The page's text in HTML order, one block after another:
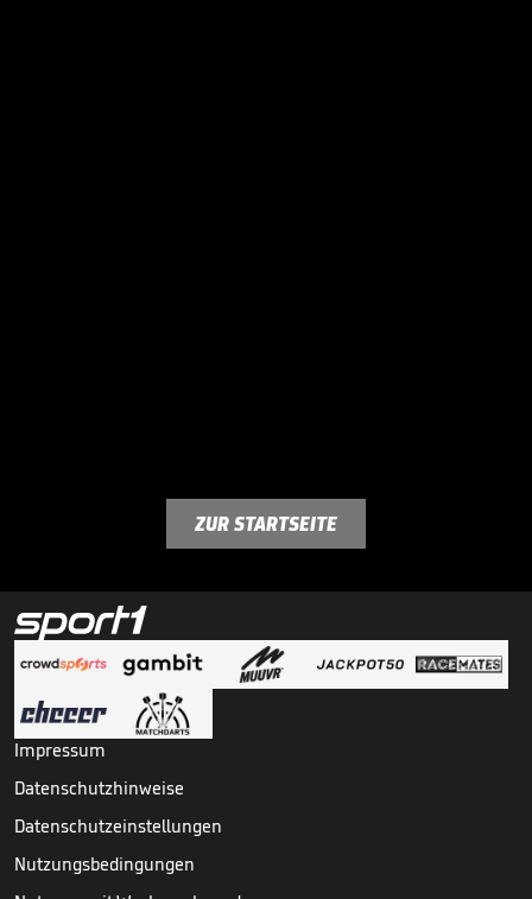
ZUR STARTSEITE
Impressum
Datenschutzhinweise
Datenschutzeinstellungen
Nutzungsbedingungen